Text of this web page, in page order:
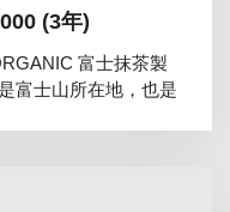
(3年)
富士抹茶製
富士山所在地，也是